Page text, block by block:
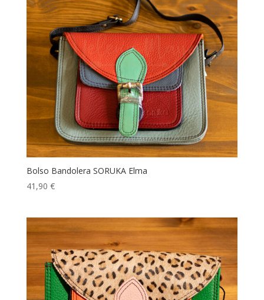
Bolso Bandolera SORUKA Elma
41,90 €